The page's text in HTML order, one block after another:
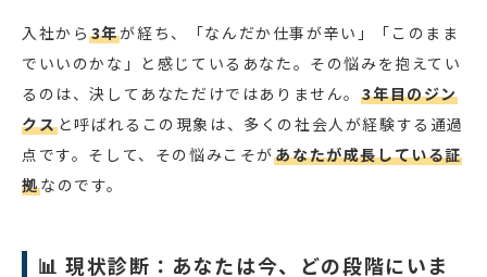
入社から3年が経ち、「なんだか仕事が辛い」「このまま
でいいのかな」と感じているあなた。その悩みを抱えてい
るのは、決してあなただけではありません。 3年目のジン
クスと呼ばれるこの現象は、多くの社会人が経験する通過
点です。そして、その悩みこそがあなたが成長している証
拠なのです。
📊 現状診断：あなたは今、どの段階にいま